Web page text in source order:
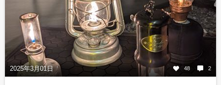
2025年3月01日 48 2